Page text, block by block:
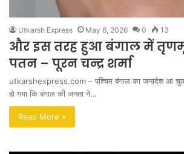
Utkarsh Express May 6, 2026 0 13
और इस तरह हुआ बंगाल में
पतन – पूरन चन्द्र शर्मा
utkarshexpress.com – पश्चिम बंगाल का जनादेश आ
हो गया कि बंगाल की जनता ने…
Read More »